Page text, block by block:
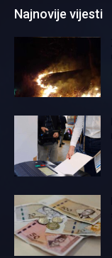
Najnovije vijesti